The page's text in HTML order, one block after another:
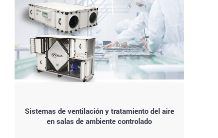
Sistemas de ventilación y tratamiento del aire
en salas de ambiente controlado